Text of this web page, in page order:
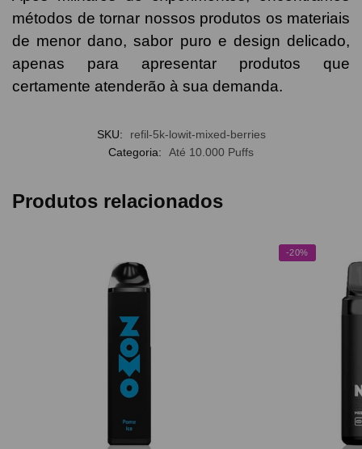
métodos de tornar nossos produtos os materiais
de menor dano, sabor puro e design delicado,
apenas para apresentar produtos que
certamente atenderão à sua demanda.
SKU:
refil-5k-lowit-mixed-berries
Categoria:
Até 10.000 Puffs
Produtos relacionados
-20%